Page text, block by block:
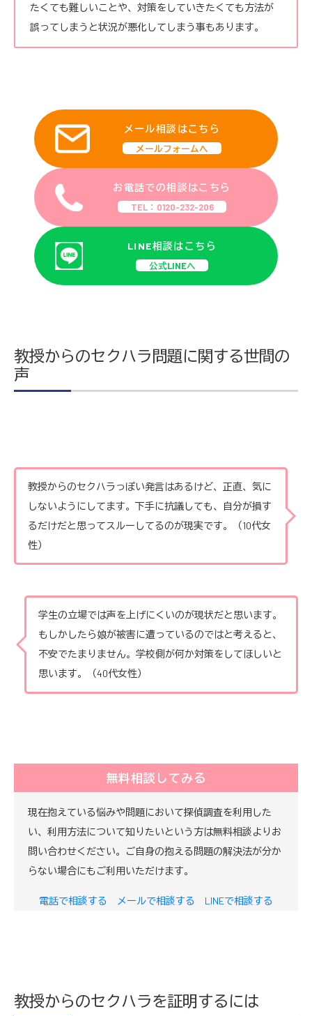
たくても難しいことや、対策をしていきたくても方法が
誤ってしまうと状況が悪化してしまう事もあります。
メール相談はこちら
メールフォームへ
お電話での相談はこちら
TEL：0120-232-206
LINE相談はこちら
公式LINEへ
教授からのセクハラ問題に関する世間の
声
教授からのセクハラっぽい発言はあるけど、正直、気に
しないようにしてます。下手に抗議しても、自分が損す
るだけだと思ってスルーしてるのが現実です。（10代女
性）
学生の立場では声を上げにくいのが現状だと思います。
もしかしたら娘が被害に遭っているのではと考えると、
不安でたまりません。学校側が何か対策をしてほしいと
思います。（40代女性）
無料相談してみる
現在抱えている悩みや問題において探偵調査を利用した
い、利用方法について知りたいという方は無料相談よりお
問い合わせください。ご自身の抱える問題の解決法が分か
らない場合にもご利用いただけます。
電話で相談する メールで相談する LINEで相談する
教授からのセクハラを証明するには